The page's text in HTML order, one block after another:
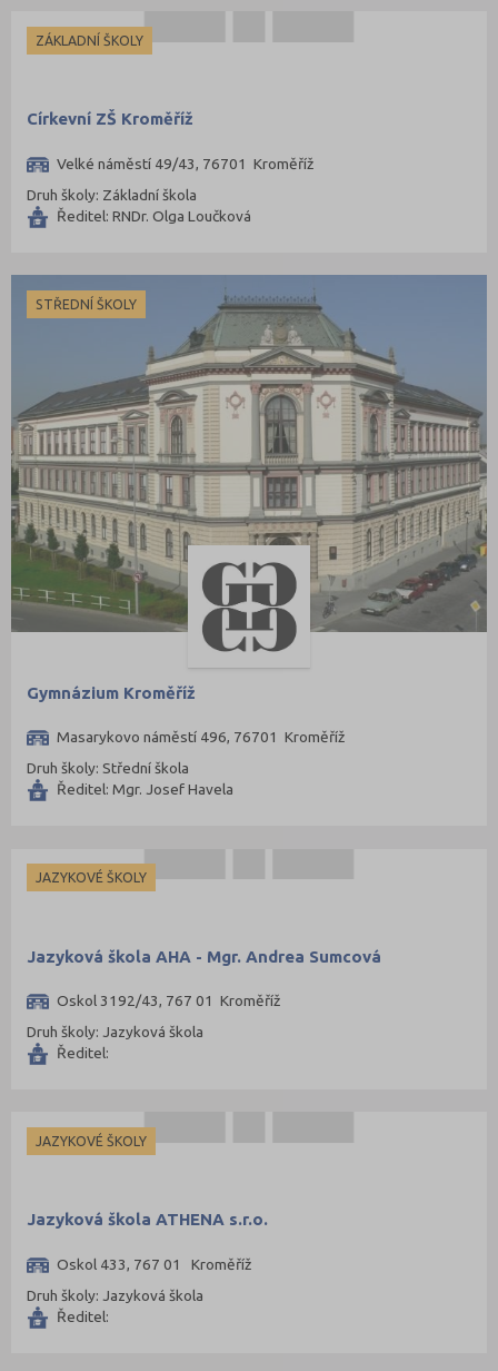
ZÁKLADNÍ ŠKOLY
Církevní ZŠ Kroměříž
Velké náměstí 49/43, 76701 Kroměříž
Druh školy: Základní škola
Ředitel: RNDr. Olga Loučková
STŘEDNÍ ŠKOLY
Gymnázium Kroměříž
Masarykovo náměstí 496, 76701 Kroměříž
Druh školy: Střední škola
Ředitel: Mgr. Josef Havela
JAZYKOVÉ ŠKOLY
Jazyková škola AHA - Mgr. Andrea Sumcová
Oskol 3192/43, 767 01 Kroměříž
Druh školy: Jazyková škola
Ředitel:
JAZYKOVÉ ŠKOLY
Jazyková škola ATHENA s.r.o.
Oskol 433, 767 01 Kroměříž
Druh školy: Jazyková škola
Ředitel: